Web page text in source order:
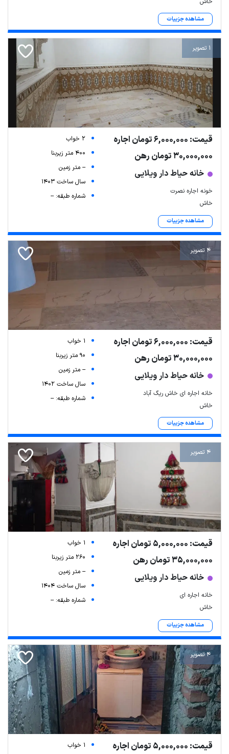
مشاهده جزییات
1 تصویر
قیمت: 6,000,000 تومان اجاره
30,000,000 تومان رهن
خانه حیاط دار ویلایی
خونه اجاره نصرت
خاش
مشاهده جزییات
2 خواب
400 متر زیربنا
-- متر زمین
سال ساخت 1403
شماره طبقه: --
4 تصویر
قیمت: 6,000,000 تومان اجاره
30,000,000 تومان رهن
خانه حیاط دار ویلایی
خانه اجاره ای خاش ریگ آباد
خاش
مشاهده جزییات
1 خواب
90 متر زیربنا
-- متر زمین
سال ساخت 1402
شماره طبقه: --
4 تصویر
قیمت: 5,000,000 تومان اجاره
35,000,000 تومان رهن
خانه حیاط دار ویلایی
خانه اجاره ای
خاش
مشاهده جزییات
1 خواب
260 متر زیربنا
-- متر زمین
سال ساخت 1404
شماره طبقه: --
4 تصویر
قیمت: 5,000,000 تومان اجاره
1 خواب